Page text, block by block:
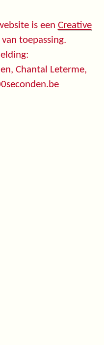
is een Creative
toepassing.
Chantal Leterme,